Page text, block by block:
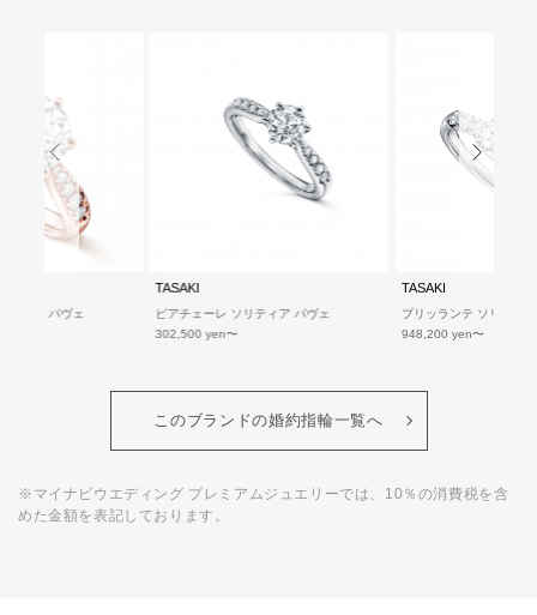
ティア パヴェ
TASAKI
ピアチェーレ ソリティア パヴェ
302,500 yen
TASAKI
ブリッランテ ソリティア
948,200 yen
このブランドの婚約指輪一覧へ
※マイナビウエディング プレミアムジュエリーでは、10％の消費税を含
めた金額を表記しております。